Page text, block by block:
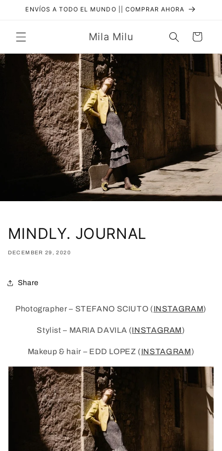
Skip to
ENVÍOS A TODO EL MUNDO || COMPRAR AHORA
Mila Milu Cart
MINDLY. JOURNAL
DECEMBER 29, 2020
Share
Photographer – STEFANO SCIUTO (INSTAGRAM)
Stylist – MARIA DAVILA (INSTAGRAM)
Makeup & hair – EDD LOPEZ (INSTAGRAM)